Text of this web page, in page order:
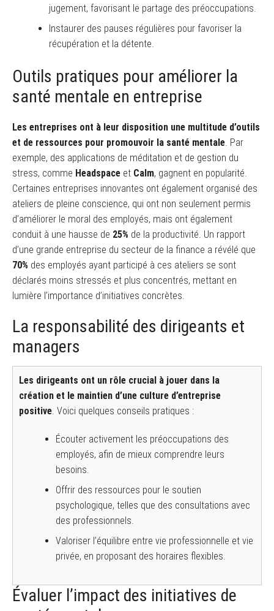
jugement, favorisant le partage des préoccupations.
Instaurer des pauses régulières pour favoriser la
récupération et la détente.
Outils pratiques pour améliorer la
santé mentale en entreprise
Les entreprises ont à leur disposition une multitude d’outils
et de ressources pour promouvoir la santé mentale. Par
exemple, des applications de méditation et de gestion du
stress, comme Headspace et Calm, gagnent en popularité.
Certaines entreprises innovantes ont également organisé des
ateliers de pleine conscience, qui ont non seulement permis
d’améliorer le moral des employés, mais ont également
conduit à une hausse de 25% de la productivité. Un rapport
d’une grande entreprise du secteur de la finance a révélé que
70% des employés ayant participé à ces ateliers se sont
déclarés moins stressés et plus concentrés, mettant en
lumière l’importance d’initiatives concrètes.
La responsabilité des dirigeants et
managers
Les dirigeants ont un rôle crucial à jouer dans la
création et le maintien d’une culture d’entreprise
positive. Voici quelques conseils pratiques :
Écouter activement les préoccupations des
employés, afin de mieux comprendre leurs
besoins.
Offrir des ressources pour le soutien
psychologique, telles que des consultations avec
des professionnels.
Valoriser l’équilibre entre vie professionnelle et vie
privée, en proposant des horaires flexibles.
Évaluer l’impact des initiatives de